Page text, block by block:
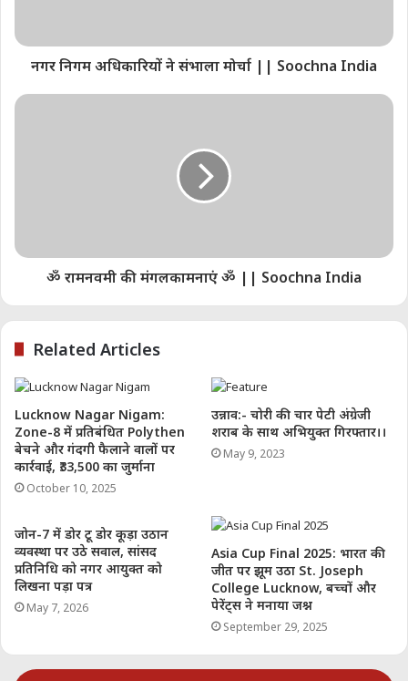
झाँसी नगर निगम का यह प्रयाश उत्तर प्रदेश के दूसरे नगर
निगमों के लिए अनुकरणीय है, अब देखना होगा कि क्या
सबसे ज्यादा साधन संपन्न लखनऊ नगर निगम अपने सभी
वार्डों में हर दूसरे दिन सैनिटाइजेशन और फोगिंग करा
सकती है या नहीं ? देखा तो ये जा रहा है की उत्तर प्रदेश में
कोरोना से सबसे ज्यादा प्रभावित लखनऊ नगर निगम के
कई वार्ड और कॉलोनी ऐसे हैं जहाँ पर अभी एक बार भी न
तो सैनिटाइजेशन हुआ है और न ही मच्छरों से बचाव के लिए
फोगिंग..
लखनऊ नगर निगम ने अंतिम संस्कार के लिए नए
प्लेटफार्म कराए तैयार || Soochna India
सरोजनी नगर द्वितीय वार्ड के संक्रमित क्षेत्रों में
सामाजिक कार्यकर्ता प्रीतम सिंह व नगर निगम द्वारा
चलाया गया सघन सैनिटाइज अभियान
नगर निगम अधिकारियों ने संभाला मोर्चा || Soochna India
ॐ रामनवमी की मंगलकामनाएं ॐ || Soochna India
Related Articles
Lucknow Nagar Nigam:
Zone-8 में प्रतिबंधित Polythen
बेचने और गंदगी फैलाने वालों पर
कार्रवाई, ₹33,500 का जुर्माना
October 10, 2025
उन्नाव:- चोरी की चार पेटी अंग्रेजी
शराब के साथ अभियुक्त गिरफ्तार।।
May 9, 2023
जोन-7 में डोर टू डोर कूड़ा उठान
व्यवस्था पर उठे सवाल, सांसद
प्रतिनिधि को नगर आयुक्त को
लिखना पड़ा पत्र
May 7, 2026
Asia Cup Final 2025: भारत की
जीत पर झूम उठा St. Joseph
College Lucknow, बच्चों और
पेरेंट्स ने मनाया जश्न
September 29, 2025